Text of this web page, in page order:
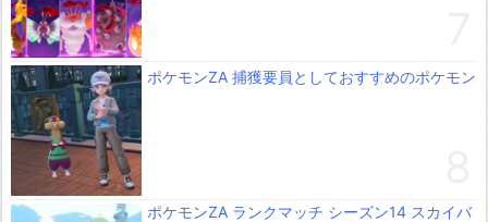
ポケモンZA 捕獲要員としておすすめのポケモン
ポケモンZA ランクマッチ シーズン14 スカイバ